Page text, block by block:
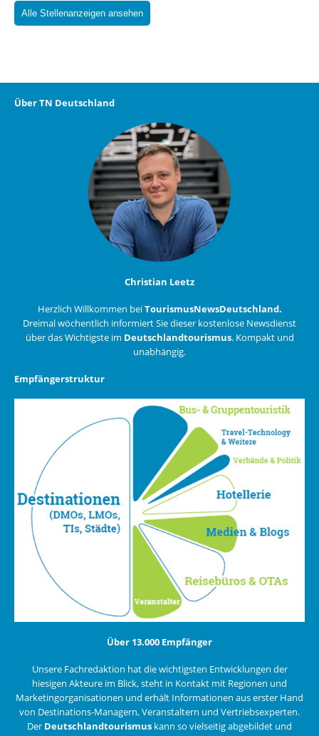
Alle Stellenanzeigen ansehen
Über TN Deutschland
Christian Leetz
Herzlich Willkommen beiTourismusNewsDeutschland.
Dreimal wöchentlich informiert Sie dieser kostenlose Newsdienst
über das Wichtigste im Deutschlandtourismus. Kompakt und
unabhängig.
Empfängerstruktur
Über 13.000 Empfänger
Unsere Fachredaktion hat die wichtigsten Entwicklungen der
hiesigen Akteure im Blick, steht in Kontakt mit Regionen und
Marketingorganisationen und erhält Informationen aus erster Hand
von Destinations-Managern, Veranstaltern und Vertriebsexperten.
Der Deutschlandtourismus kann so vielseitig abgebildet und